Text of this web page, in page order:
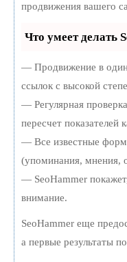
продвижения вашего
Что умеет делать
— Продвижение в один
ссылок с высокой
— Регулярная
пересчет показателей
— Все известные
(упоминания, мнения,
— SeoHammer
внимание.
SeoHammer еще
а первые результаты